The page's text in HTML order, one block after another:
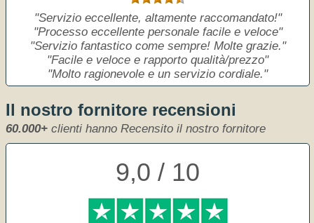
Servizio eccellente, altamente raccomandato!
Processo eccellente personale facile e veloce
Servizio fantastico come sempre! Molte grazie.
Facile e veloce e rapporto qualità/prezzo
Molto ragionevole e un servizio cordiale.
Il nostro fornitore recensioni
60.000+ clienti hanno Recensito il nostro fornitore
9,0 / 10